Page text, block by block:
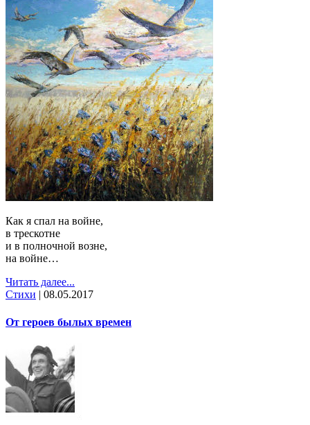
Как я спал на войне,
в трескотне
и в полночной возне,
на войне…
Читать далее...
Стихи | 08.05.2017
От героев былых времен